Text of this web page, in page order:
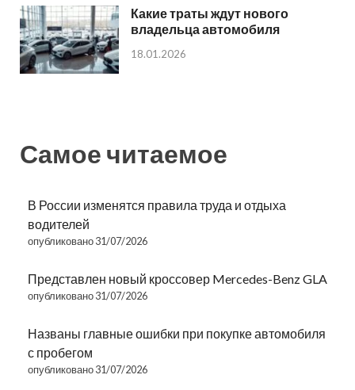
Какие траты ждут нового
владельца автомобиля
18.01.2026
Самое читаемое
В России изменятся правила труда и отдыха
водителей
опубликовано 31/07/2026
Представлен новый кроссовер Mercedes-Benz GLA
опубликовано 31/07/2026
Названы главные ошибки при покупке автомобиля
с пробегом
опубликовано 31/07/2026